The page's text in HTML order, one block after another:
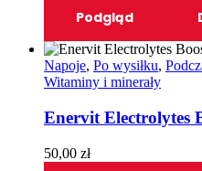
Podgląd
Napoje, Po wysiłku,
Witaminy i minerały
Enervit Electrolytes
50,00 zł